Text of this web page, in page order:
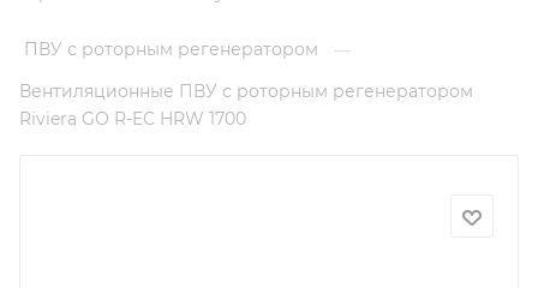
ПВУ с роторным регенератором
—
Вентиляционные ПВУ с роторным регенератором
Riviera GO R-EC HRW 1700